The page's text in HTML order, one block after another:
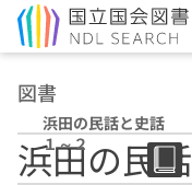
図書
浜田の民話と史話
１～２
浜田の民